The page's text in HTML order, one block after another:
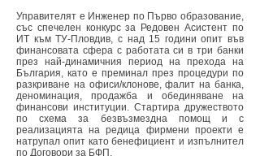
Управителят е Инженер по Първо образование,
със спечелен конкурс за Редовен Асистент по
ИТ към ТУ-Пловдив, с над 15 години опит във
финансовата сфера с работата си в три банки
през най-динамичния период на прехода на
България, като е преминал през процедури по
разкриване на офиси/клонове, фалит на банка,
деноминация, продажба и обединяване на
финансови институции. Стартира дружеството
по схема за безвъзмездна помощ и с
реализацията на редица фирмени проекти е
натрупал опит като бенефициент и изпълнител
по Договори за БФП.